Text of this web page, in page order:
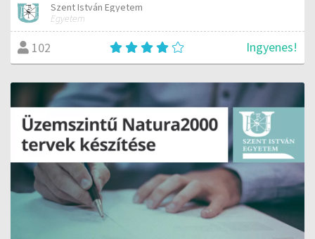
Szent István Egyetem
Egyetem
102 Ingyenes!